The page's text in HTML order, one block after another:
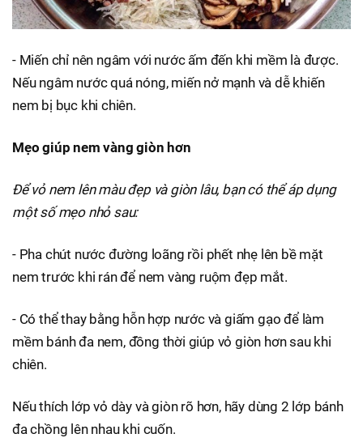
- Miến chỉ nên ngâm với nước ấm đến khi mềm là được.
Nếu ngâm nước quá nóng, miến nở mạnh và dễ khiến
nem bị bục khi chiên.
Mẹo giúp nem vàng giòn hơn
Để vỏ nem lên màu đẹp và giòn lâu, bạn có thể áp dụng
một số mẹo nhỏ sau:
- Pha chút nước đường loãng rồi phết nhẹ lên bề mặt
nem trước khi rán để nem vàng ruộm đẹp mắt.
- Có thể thay bằng hỗn hợp nước và giấm gạo để làm
mềm bánh đa nem, đồng thời giúp vỏ giòn hơn sau khi
chiên.
Nếu thích lớp vỏ dày và giòn rõ hơn, hãy dùng 2 lớp bánh
đa chồng lên nhau khi cuốn.